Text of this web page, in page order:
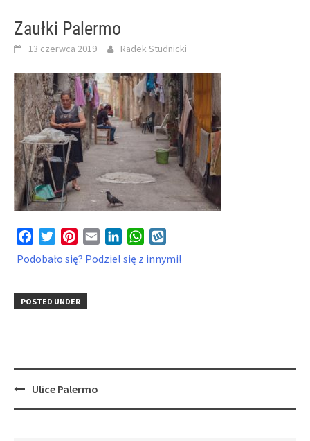
Zaułki Palermo
13 czerwca 2019 Radek Studnicki
FacebookTwitterPinterest
Email LinkedInWhatsApp
Podobało się? Podziel się z innymi!
POSTED UNDER
PostUlice Palermo